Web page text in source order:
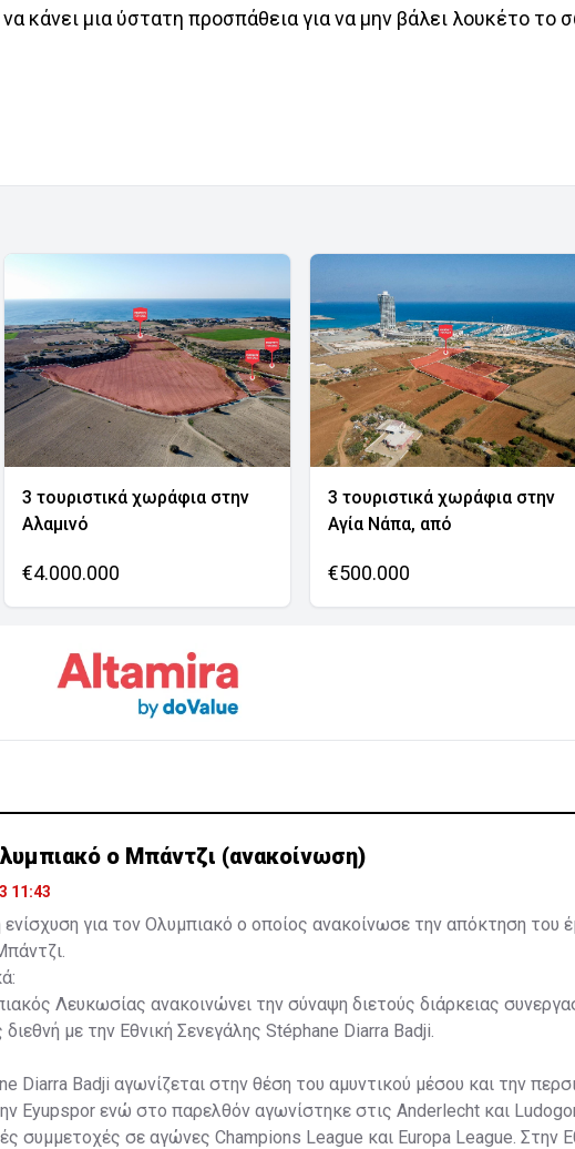
κάνει μια ύστατη προσπάθεια για να μην βάλει λουκέτο το
3 τουριστικά χωράφια στην
Αλαμινό
€4.000.000
3 τουριστικά χωράφια στην
Αγία Νάπα, από
€500.000
ο Μπάντζι (ανακοίνωση)
11:43
ενίσχυση για τον Ολυμπιακό ο οποίος ανακοίνωσε την απόκτηση του
Λευκωσίας ανακοινώνει την σύναψη διετούς διάρκειας
με την Εθνική Σενεγάλης Stéphane Diarra Badji.
Diarra Badji αγωνίζεται στην θέση του αμυντικού μέσου και την
Eyupspor ενώ στο παρελθόν αγωνίστηκε στις Anderlecht και
συμμετοχές σε αγώνες Champions League και Europa League. Στην